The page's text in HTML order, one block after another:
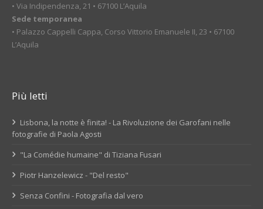
• Via Indipendenza, 21 • 67100 L’Aquila
Sede temporanea
• Palazzo Cappelli Cappa, Corso Vittorio Emanuele II, 23 • 67100
L’Aquila
Più letti
Lisbona, la notte è finita! - La Rivoluzione dei Garofani nelle
fotografie di Paola Agosti
"La Comédie humaine" di Tiziana Fusari
Piotr Hanzelewicz - "Del resto"
Senza Confini - Fotografia dal vero